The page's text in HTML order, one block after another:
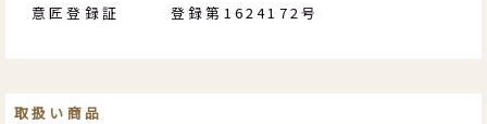
意匠登録証 登録第1624172号
取扱い商品